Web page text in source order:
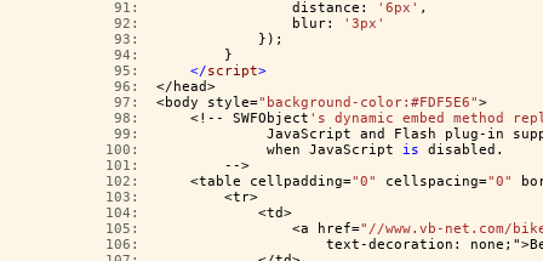
  91:
                distance:
'6px' ,
  92:
                blur:
'3px'
  93:
            });
  94:
        }
  95:
</script>
  96:
</head>
  97:
<body style="background-color:#FDF5E6">
  98:
    <!-- SWFObject
's dynamic embed method
  99:
JavaScript and Flash plug-in
100:
             when JavaScript
is disabled.
101:
        -->
102:
    <table cellpadding=
"0" cellspacing="0"
103:
        <tr>
104:
            <td>
105:
                <a href=
"//www.vb-net.com/
106:
text-decoration: